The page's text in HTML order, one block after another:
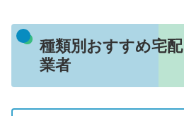
種類別おすすめ宅
業者